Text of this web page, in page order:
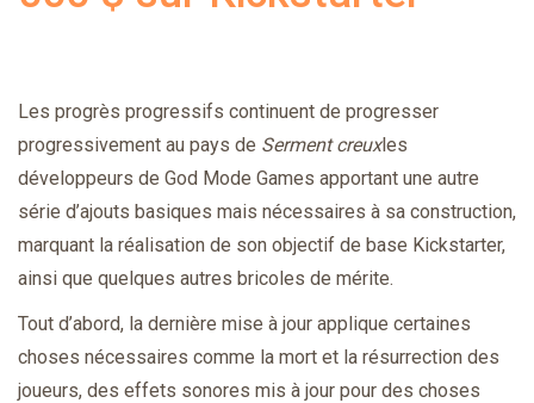
Les progrès progressifs continuent de progresser
progressivement au pays de Serment creuxles
développeurs de God Mode Games apportant une autre
série d’ajouts basiques mais nécessaires à sa construction,
marquant la réalisation de son objectif de base Kickstarter,
ainsi que quelques autres bricoles de mérite.
Tout d’abord, la dernière mise à jour applique certaines
choses nécessaires comme la mort et la résurrection des
joueurs, des effets sonores mis à jour pour des choses